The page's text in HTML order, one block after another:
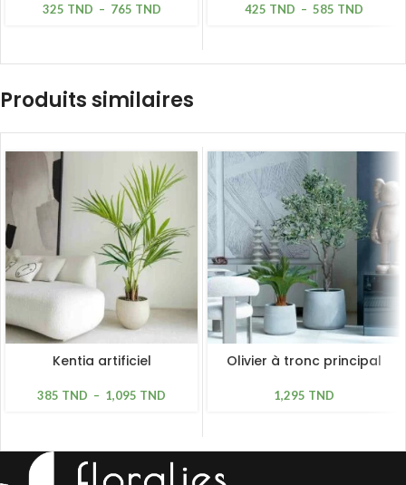
325 TND – 765 TND 425 TND – 585 TND
Produits similaires
Kentia artificiel
385 TND – 1,095 TND
Olivier à tronc principal
1,295 TND